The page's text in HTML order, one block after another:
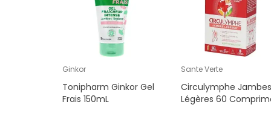
Ginkor
Tonipharm Ginkor Gel
Frais 150mL
Sante Verte
Circulymphe Jambes
Légères 60